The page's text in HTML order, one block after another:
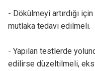
- Dökülmeyi artırdığı
mutlaka tedavi edilmeli.
- Yapılan testlerde
edilirse düzeltilmeli,